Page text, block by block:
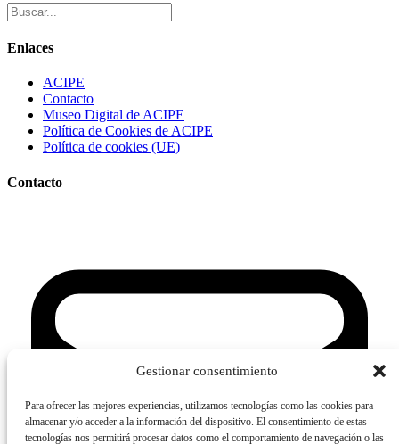
Gestionar consentimiento
Para ofrecer las mejores experiencias, utilizamos tecnologías como las cookies para
almacenar y/o acceder a la información del dispositivo. El consentimiento de estas
tecnologías nos permitirá procesar datos como el comportamiento de navegación o las
Enlaces
ACIPE
Contacto
Museo Digital de ACIPE
Política de Cookies de ACIPE
Política de cookies (UE)
Contacto